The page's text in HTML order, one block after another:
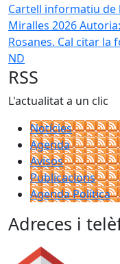
Cartell informatiu de
Miralles 2026
Rosanes. Cal citar la
ND
RSS
L'actualitat a un clic
Notícies
Agenda
Avisos
Publicacions
Agenda Política
Adreces i